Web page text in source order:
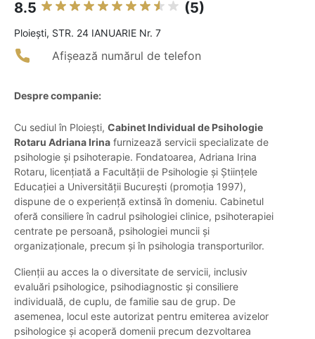
8.5 (5)
Ploieşti, STR. 24 IANUARIE Nr. 7
Afișează numărul de telefon
Despre companie:
Cu sediul în Ploiești, Cabinet Individual de Psihologie
Rotaru Adriana Irina furnizează servicii specializate de
psihologie și psihoterapie. Fondatoarea, Adriana Irina
Rotaru, licențiată a Facultății de Psihologie și Științele
Educației a Universității București (promoția 1997),
dispune de o experiență extinsă în domeniu. Cabinetul
oferă consiliere în cadrul psihologiei clinice, psihoterapiei
centrate pe persoană, psihologiei muncii și
organizaționale, precum și în psihologia transporturilor.
Clienții au acces la o diversitate de servicii, inclusiv
evaluări psihologice, psihodiagnostic și consiliere
individuală, de cuplu, de familie sau de grup. De
asemenea, locul este autorizat pentru emiterea avizelor
psihologice și acoperă domenii precum dezvoltarea